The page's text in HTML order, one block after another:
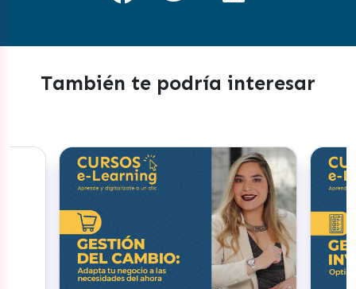
También te podría interesar